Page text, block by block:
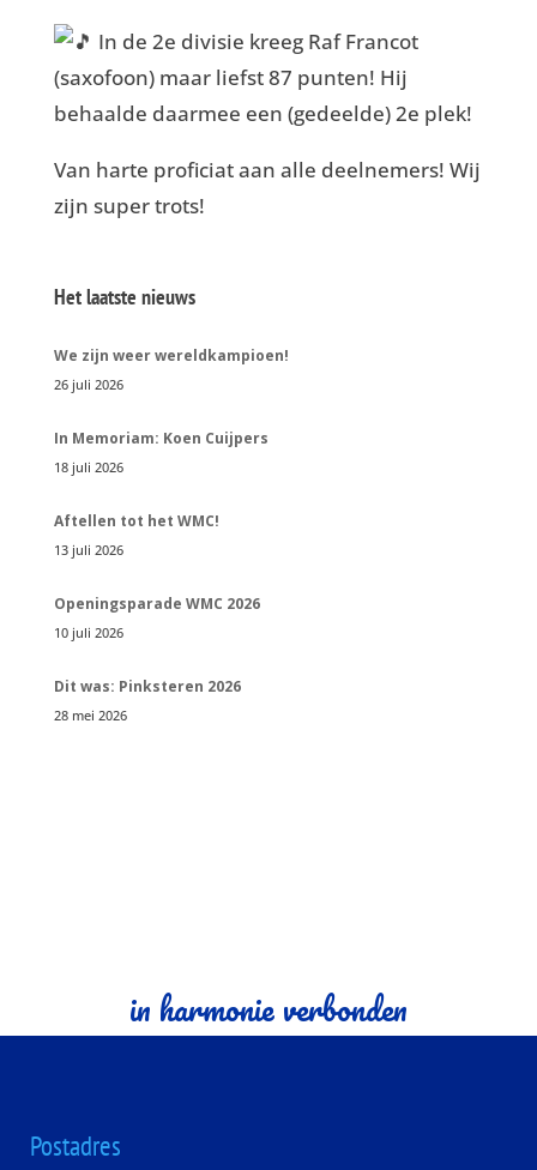
In de 2e divisie kreeg Raf Francot
(saxofoon) maar liefst 87 punten! Hij
behaalde daarmee een (gedeelde) 2e plek!
Van harte proficiat aan alle deelnemers! Wij
zijn super trots!
Het laatste nieuws
We zijn weer wereldkampioen!
26 juli 2026
In Memoriam: Koen Cuijpers
18 juli 2026
Aftellen tot het WMC!
13 juli 2026
Openingsparade WMC 2026
10 juli 2026
Dit was: Pinksteren 2026
28 mei 2026
in harmonie verbonden
Postadres